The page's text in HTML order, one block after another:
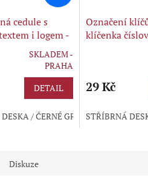
cedule s
i logem -
SKLADEM -
PRAHA
DETAIL
/ ČERNÉ GRAVÍROVÁNÍ
Označení
klíčenka
ideální pro
produktu
z
29 Kč
STŘÍBRNÁ
Diskuze